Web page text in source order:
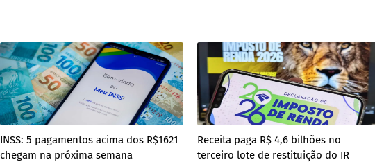
INSS: 5 pagamentos acima dos R$1621
chegam na próxima semana
Receita paga R$ 4,6 bilhões no
terceiro lote de restituição do IR